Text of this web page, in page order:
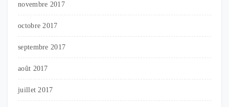
novembre 2017
octobre 2017
septembre 2017
août 2017
juillet 2017